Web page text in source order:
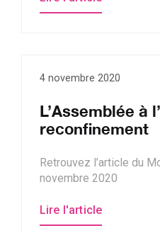
4 novembre 2020
L’Assemblée à
reconfinement
Retrouvez l’article du
novembre 2020
Lire l'article